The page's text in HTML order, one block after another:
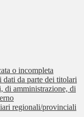
o incompleta
dati da parte dei titolari
di amministrazione, di
regionali/provinciali